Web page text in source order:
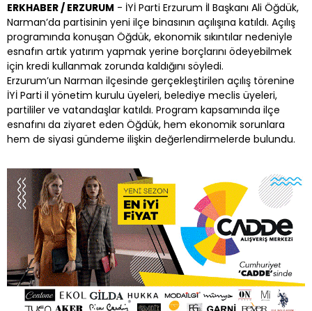
ERKHABER / ERZURUM - İYİ Parti Erzurum İl Başkanı Ali Öğdük,
Narman’da partisinin yeni ilçe binasının açılışına katıldı. Açılış
programında konuşan Öğdük, ekonomik sıkıntılar nedeniyle
esnafın artık yatırım yapmak yerine borçlarını ödeyebilmek
için kredi kullanmak zorunda kaldığını söyledi.
Erzurum’un Narman ilçesinde gerçekleştirilen açılış törenine
İYİ Parti il yönetim kurulu üyeleri, belediye meclis üyeleri,
partililer ve vatandaşlar katıldı. Program kapsamında ilçe
esnafını da ziyaret eden Öğdük, hem ekonomik sorunlara
hem de siyasi gündeme ilişkin değerlendirmelerde bulundu.